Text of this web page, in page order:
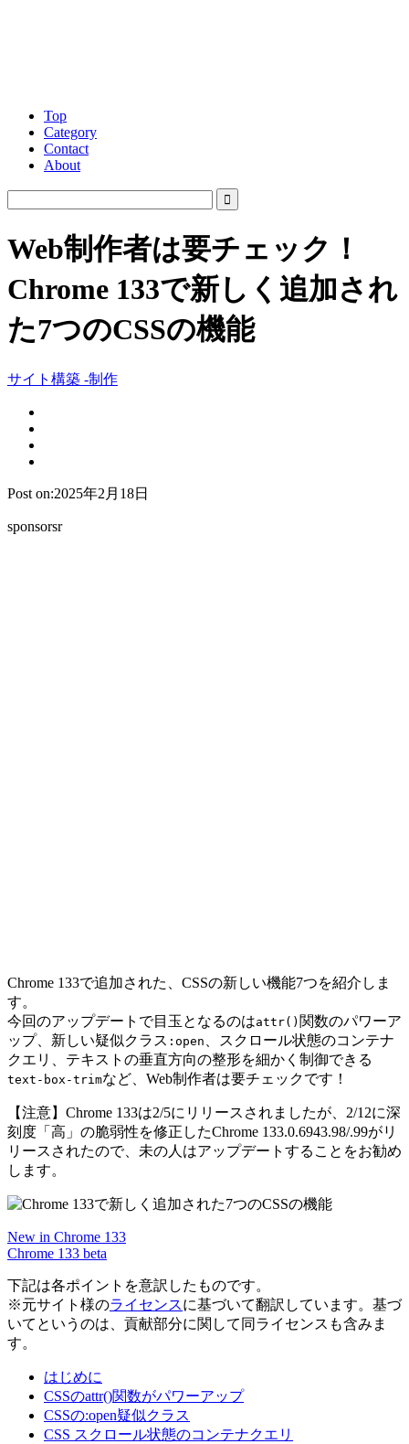
Top
Category
Contact
About
Web制作者は要チェック！
Chrome 133で新しく追加され
た7つのCSSの機能
サイト構築 -制作
Post on:2025年2月18日
sponsorsr
Chrome 133で追加された、CSSの新しい機能7つを紹介しま
す。
今回のアップデートで目玉となるのはattr() 関数のパワーア
ップ、新しい疑似クラス :open
、スクロール状態のコンテナ
クエリ、テキストの垂直方向の整形を細かく制御できる
text-box-trimなど、Web制作者は要チェックです！
【注意】Chrome 133は2/5にリリースされましたが、2/12に深
刻度「高」の脆弱性を修正したChrome 133.0.6943.98/.99がリ
リースされたので、未の人はアップデートすることをお勧め
します。
New in Chrome 133
Chrome 133 beta
下記は各ポイントを意訳したものです。
※元サイト様のライセンスに基づいて翻訳しています。基づ
いてというのは、貢献部分に関して同ライセンスも含みま
す。
はじめに
CSSのattr()関数がパワーアップ
CSSの:open疑似クラス
CSS スクロール状態のコンテナクエリ